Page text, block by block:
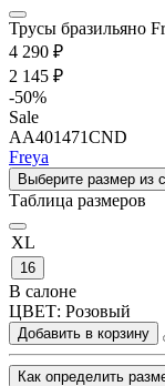
Трусы бразильяно
4 290 ₽
2 145 ₽
-50%
Sale
AA401471CND
Freya
Выберите размер из
Таблица размеров
XL
16
В салоне
ЦВЕТ: Розовый
Добавить в корзину
Как определить